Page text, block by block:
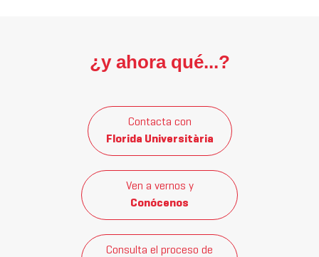
¿y ahora qué...?
Contacta con
Florida Universitària
Ven a vernos y
Conócenos
Consulta el proceso de